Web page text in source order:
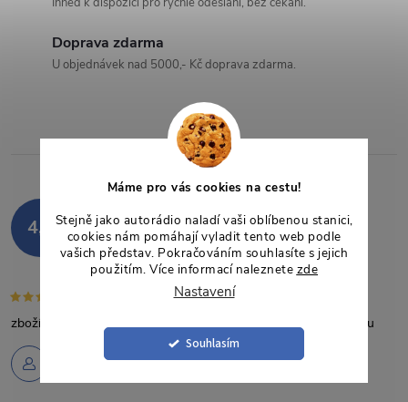
Máme pro vás cookies na cestu!
Stejně jako autorádio naladí vaši oblíbenou stanici,
cookies nám pomáhají vyladit tento web podle
vašich představ. Pokračováním souhlasíte s jejich
použitím. Více informací naleznete zde
Nastavení
Souhlasím
v
k
v
ý
p
Doprava zdarma
U objednávek nad 5000,- Kč doprava zdarma.
4,9 Hodnocení zákazníků
848 hodnocení
Zobrazit recenze
Robert Váňa
zboží dorazilo tak,jak bylo avizováno,řádně zabaleno a v pořádku